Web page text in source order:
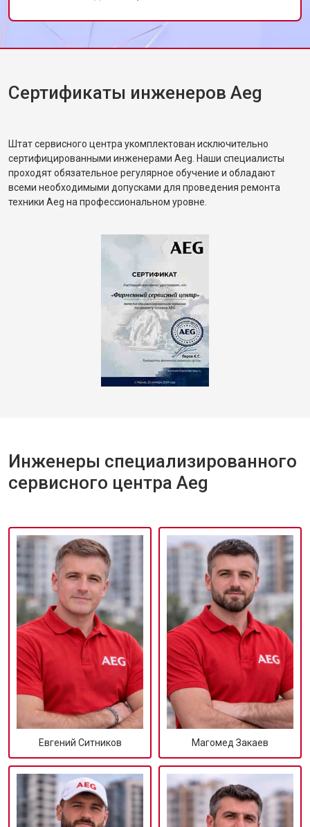
ровно, шум минимальный. Дал
рекомендации по загрузке белья. Жена
сказала, что машинка будто новая.
Сертификаты инженеров Aeg
Штат сервисного центра укомплектован исключительно
сертифицированными инженерами Aeg. Наши специалисты
проходят обязательное регулярное обучение и обладают
всеми необходимыми допусками для проведения ремонта
техники Aeg на профессиональном уровне.
Инженеры специализированного
сервисного центра Aeg
Евгений Ситников Магомед Закаев